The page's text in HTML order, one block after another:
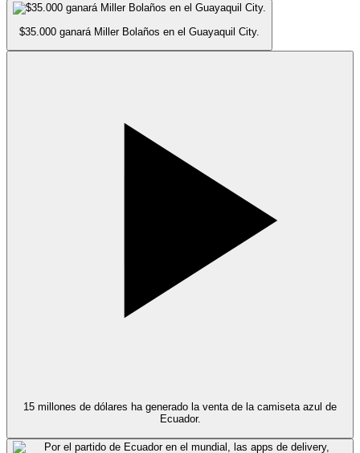
$35.000 ganará Miller Bolaños en el Guayaquil City.
15 millones de dólares ha generado la venta de la camiseta azul de
Ecuador.